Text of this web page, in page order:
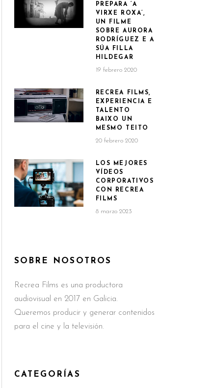
PREPARA ‘A
VIRXE ROXA’,
UN FILME
SOBRE AURORA
RODRÍGUEZ E A
SÚA FILLA
HILDEGAR
19 febrero 2020
RECREA FILMS,
EXPERIENCIA E
TALENTO
BAIXO UN
MESMO TEITO
20 febrero 2020
LOS MEJORES
VÍDEOS
CORPORATIVOS
CON RECREA
FILMS
8 marzo 2023
SOBRE NOSOTROS
Recrea Films es una productora
audiovisual en 2017 en Galicia.
Queremos producir y generar contenidos
para el cine y la televisión.
CATEGORÍAS